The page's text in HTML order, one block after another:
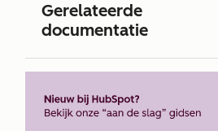
Gerelateerde
documentatie